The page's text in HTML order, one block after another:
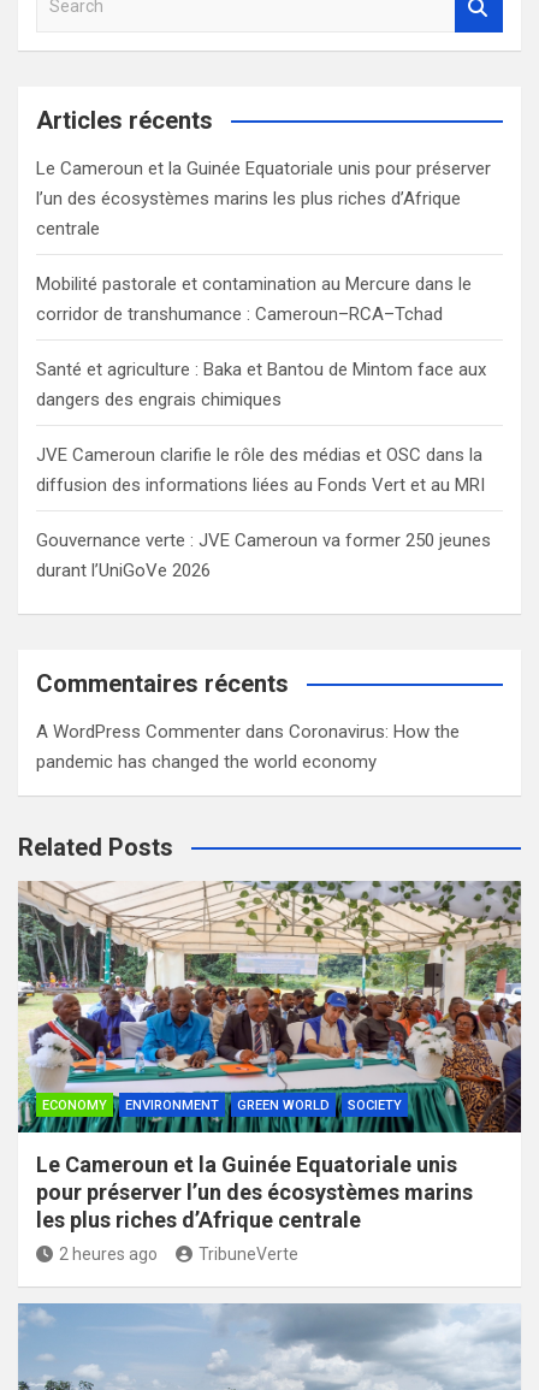
a
c
Articles récents
Le Cameroun et la Guinée Equatoriale unis pour préserver
l’un des écosystèmes marins les plus riches d’Afrique
centrale
Mobilité pastorale et contamination au Mercure dans le
corridor de transhumance : Cameroun–RCA–Tchad
Santé et agriculture : Baka et Bantou de Mintom face aux
dangers des engrais chimiques
JVE Cameroun clarifie le rôle des médias et OSC dans la
diffusion des informations liées au Fonds Vert et au MRI
Gouvernance verte : JVE Cameroun va former 250 jeunes
durant l’UniGoVe 2026
Commentaires récents
A WordPress Commenter dans Coronavirus: How the
pandemic has changed the world economy
Related Posts
ECONOMY ENVIRONMENT GREEN WORLD SOCIETY
Le Cameroun et la Guinée Equatoriale unis
pour préserver l’un des écosystèmes marins
les plus riches d’Afrique centrale
2 heures ago TribuneVerte